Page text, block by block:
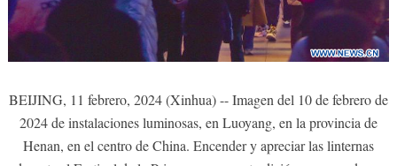
BEIJING, 11 febrero, 2024 (Xinhua) -- Imagen del 10 de febrero de
2024 de instalaciones luminosas, en Luoyang, en la provincia de
Henan, en el centro de China. Encender y apreciar las linternas